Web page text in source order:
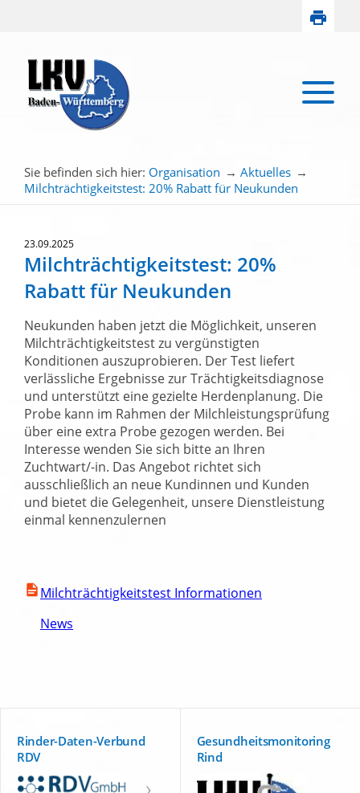
Sie befinden sich hier: Organisation → Aktuelles →
Milchträchtigkeitstest: 20% Rabatt für Neukunden
23.09.2025
Milchträchtigkeitstest: 20%
Rabatt für Neukunden
Neukunden haben jetzt die Möglichkeit, unseren
Milchträchtigkeitstest zu vergünstigten
Konditionen auszuprobieren. Der Test liefert
verlässliche Ergebnisse zur Trächtigkeitsdiagnose
und unterstützt eine gezielte Herdenplanung. Die
Probe kann im Rahmen der Milchleistungsprüfung
über eine extra Probe gezogen werden. Bei
Interesse wenden Sie sich bitte an Ihren
Zuchtwart/-in. Das Angebot richtet sich
ausschließlich an neue Kundinnen und Kunden
und bietet die Gelegenheit, unsere Dienstleistung
einmal kennenzulernen
Milchträchtigkeitstest Informationen
News
Rinder-Daten-Verbund
RDV
Gesundheitsmonitoring
Rind